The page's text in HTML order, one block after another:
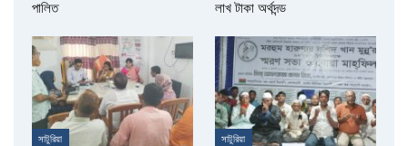
পালিত
লাখ টাকা অর্থদন্ড
সাটুরিয়া সাটুরিয়া